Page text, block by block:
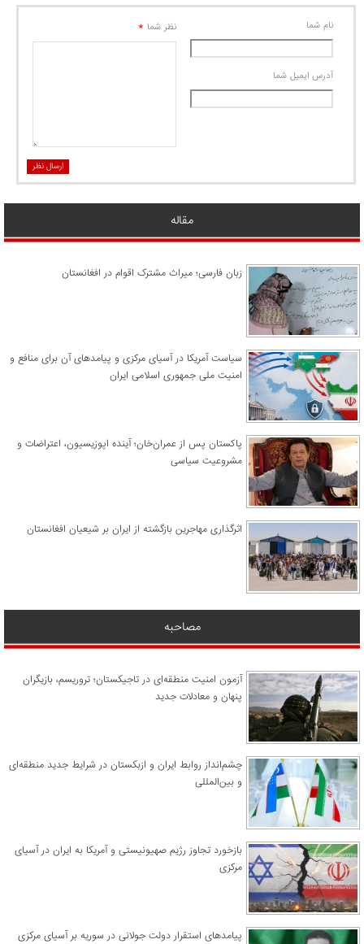
نام شما
آدرس ايميل شما
نظر شما *
ارسال نظر
مقاله
زبان فارسی؛ میراث مشترک اقوام در افغانستان
سیاست آمریکا در آسیای مرکزی و پیامدهای آن برای منافع و
امنیت ملی جمهوری اسلامی ایران
پاکستان پس از عمران‌خان؛ آینده اپوزیسیون، اعتراضات و
مشروعیت سیاسی
اثرگذاری مهاجرین بازگشته از ایران بر شیعیان افغانستان
مصاحبه
آزمون امنیت منطقه‌ای در تاجیکستان؛ تروریسم، بازیگران
پنهان و معادلات جدید
چشم‌انداز روابط ایران و ازبکستان در شرایط جدید منطقه‌ای
و بین‌المللی
​بازخورد تجاوز رژیم صهیونیستی و آمریکا به ایران در آسیای
مرکزی
پیامدهای استقرار دولت جولانی در سوریه بر آسیای مرکزی